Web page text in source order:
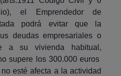
el Emprendedor de
podrá evitar que la
deudas empresariales o
a su vivienda habitual,
supere los 300.000 euros
esté afecta a la actividad